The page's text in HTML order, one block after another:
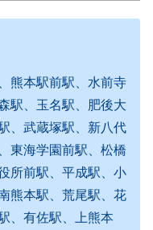
熊本駅前駅、水前寺
駅、玉名駅、肥後大
、武蔵塚駅、新八代
東海学園前駅、松橋
所前駅、平成駅、小
熊本駅、荒尾駅、花
、有佐駅、上熊本